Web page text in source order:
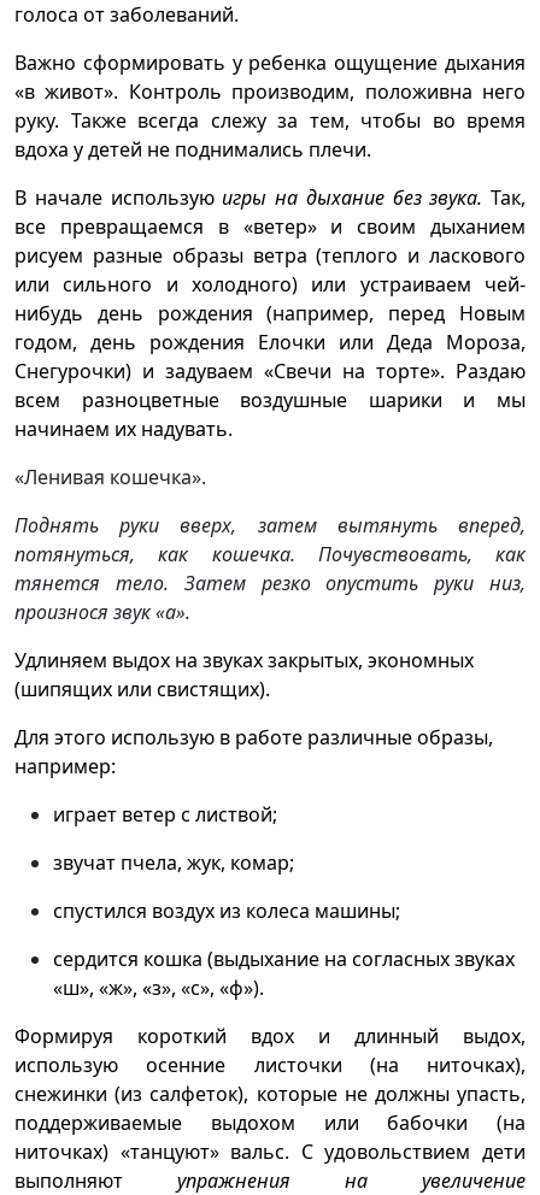
голоса от заболеваний.
Важно сформировать у ребенка ощущение дыхания
«в живот». Контроль производим, положивна него
руку. Также всегда слежу за тем, чтобы во время
вдоха у детей не поднимались плечи.
В начале используюигры на дыхание без звука. Так,
все превращаемся в «ветер» и своим дыханием
рисуем разные образы ветра (теплого и ласкового
или сильного и холодного) или устраиваем чей-
нибудь день рождения (например, перед Новым
годом, день рождения Елочки или Деда Мороза,
Снегурочки) и задуваем «Свечи на торте». Раздаю
всем разноцветные воздушные шарики и мы
начинаем их надувать.
«Ленивая кошечка».
Поднять руки вверх, затем вытянуть вперед,
потянуться, как кошечка. Почувствовать, как
тянется тело. Затем резко опустить руки низ,
произнося звук «а».
Удлиняем выдох на звуках закрытых, экономных
(шипящих или свистящих).
Для этого использую в работе различные образы,
например:
играет ветер с листвой;
звучат пчела, жук, комар;
спустился воздух из колеса машины;
сердится кошка (выдыхание на согласных звуках
«ш», «ж», «з», «с», «ф»).
Формируя короткий вдох и длинный выдох,
использую осенние листочки (на ниточках),
снежинки (из салфеток), которые не должны упасть,
поддерживаемые выдохом или бабочки (на
ниточках) «танцуют» вальс. С удовольствием дети
выполняют упражнения на увеличение